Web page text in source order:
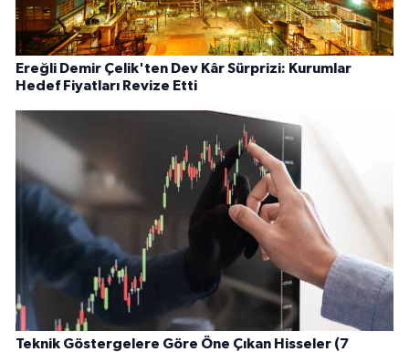
Ereğli Demir Çelik'ten Dev Kâr Sürprizi: Kurumlar
Hedef Fiyatları Revize Etti
Teknik Göstergelere Göre Öne Çıkan Hisseler (7